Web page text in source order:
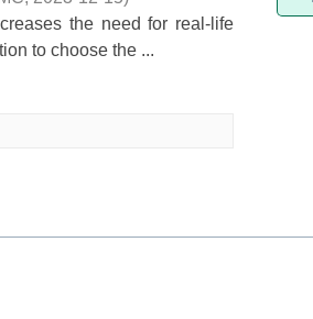
the need for real-life
to choose the ...